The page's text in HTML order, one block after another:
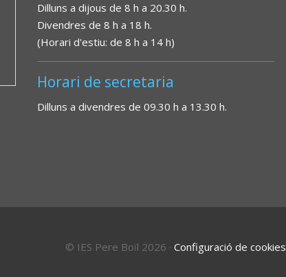
Dilluns a dijous de 8 h a 20.30 h.
Divendres de 8 h a 18 h.
(Horari d'estiu: de 8 h a 14 h)
Horari de secretaria
Dilluns a divendres de 09.30 h a 13.30 h.
© IES Pere Boïl 2026 · Configuració de cookies